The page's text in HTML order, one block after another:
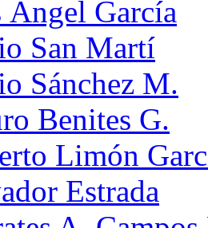
García
San Martí
Sánchez M.
Benites G.
Limón
Estrada